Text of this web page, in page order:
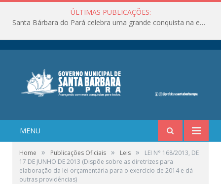
ÚLTIMAS PUBLICAÇÕES:
Santa Bárbara do Pará celebra uma grande conquista na educação!
MENU
Home » Publicações Oficiais » Leis »
LEI N° 168/2013, DE
17 DE JUNHO DE 2013 (Dispõe sobre as diretrizes para
elaboração da lei orçamentária para o exercício de 2014 e dá
outras providências)